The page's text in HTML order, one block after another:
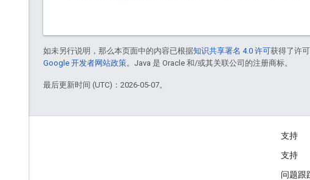
如未另行说明，那么本页面中的内容已根据知识共享署名 4.0 许可获得了许
Google 开发者网站政策。Java 是 Oracle 和/或其关联公司的注册商标。
最后更新时间 (UTC)：2026-05-07。
支持
支持
问题跟